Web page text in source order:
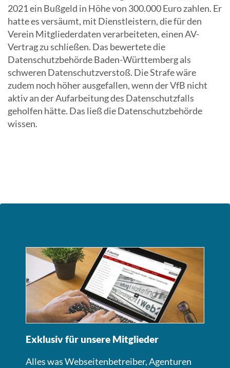
2021 ein Bußgeld in Höhe von 300.000 Euro zahlen. Er
hatte es versäumt, mit Dienstleistern, die für den
Verein Mitgliederdaten verarbeiteten, einen AV-
Vertrag zu schließen. Das bewertete die
Datenschutzbehörde Baden-Württemberg als
schweren Datenschutzverstoß. Die Strafe wäre
zudem noch höher ausgefallen, wenn der VfB nicht
aktiv an der Aufarbeitung des Datenschutzfalls
geholfen hätte. Das ließ die Datenschutzbehörde
wissen.
Exklusiv für unsere Mitglieder
Alles was Webseitenbetreiber, Agenturen